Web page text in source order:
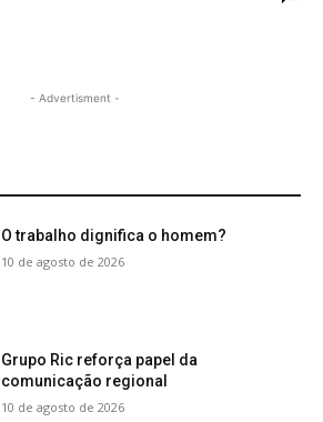
- Advertisment -
O trabalho dignifica o homem?
10 de agosto de 2026
Grupo Ric reforça papel da
comunicação regional
10 de agosto de 2026